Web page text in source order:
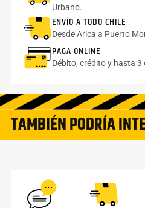
Urbano.
ENVÍO A TODO CHILE
Desde Arica a Puerto
PAGA ONLINE
Débito, crédito y hasta
TAMBIÉN PODRÍA